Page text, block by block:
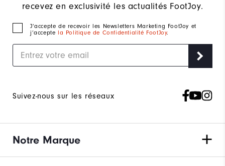
recevez en exclusivité les actualités FootJoy.
J‘accepte de recevoir les Newsletters Marketing FootJoy et
j’accepte la Politique de Confidentialité FootJoy.
Suivez-nous sur les réseaux
Notre Marque